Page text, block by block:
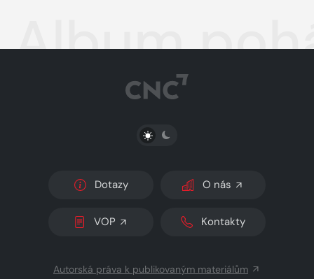
Album
PŘEPNOUT SVĚTLÝ/TMAVÝ REŽIM
Dotazy O nás
VOP Kontakty
Autorská práva k publikovaným materiálům